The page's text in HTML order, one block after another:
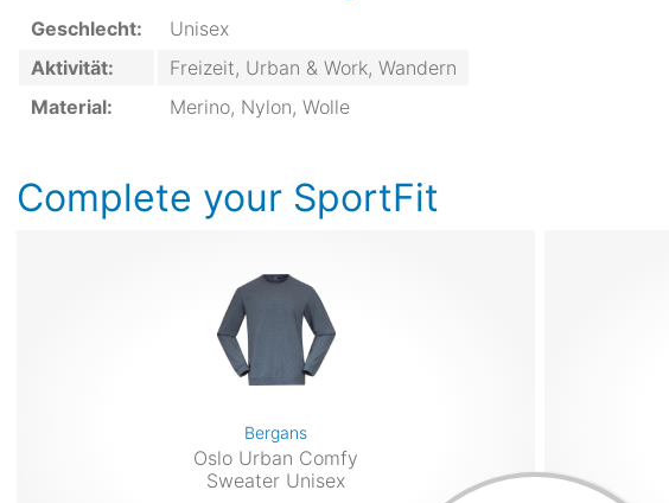
Geschlecht:
Unisex
Aktivität:
Freizeit, Urban & Work, Wandern
Material:
Merino, Nylon, Wolle
Complete your SportFit
Bergans
Oslo Urban Comfy
Sweater Unisex